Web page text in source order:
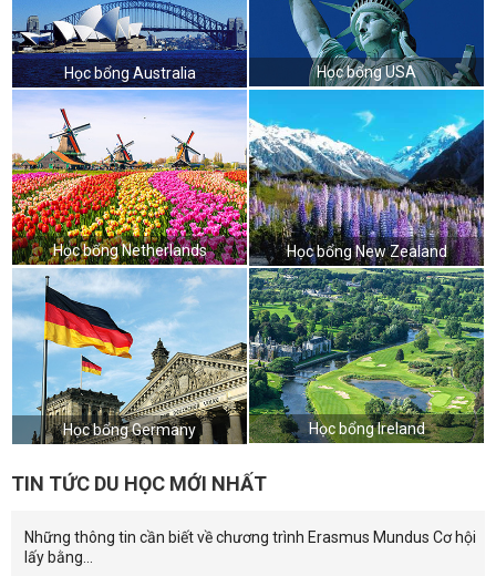
Học bổng Australia Học bổng USA
Học bổng Netherlands Học bổng New Zealand
Học bổng Germany Học bổng Ireland
TIN TỨC DU HỌC MỚI NHẤT
Những thông tin cần biết về chương trình Erasmus Mundus Cơ hội
lấy bằng...